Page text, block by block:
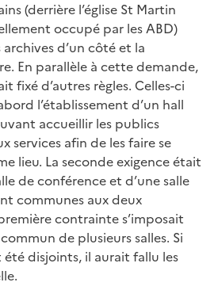
(derrière l’église St Martin
occupé par les ABD)
d’un côté et la
En parallèle à cette demande,
fixé d’autres règles. Celles-ci
l’établissement d’un hall
accueillir les publics
services afin de les faire se
lieu. La seconde exigence était
de conférence et d’une salle
communes aux deux
contrainte s’imposait
de plusieurs salles. Si
disjoints, il aurait fallu les